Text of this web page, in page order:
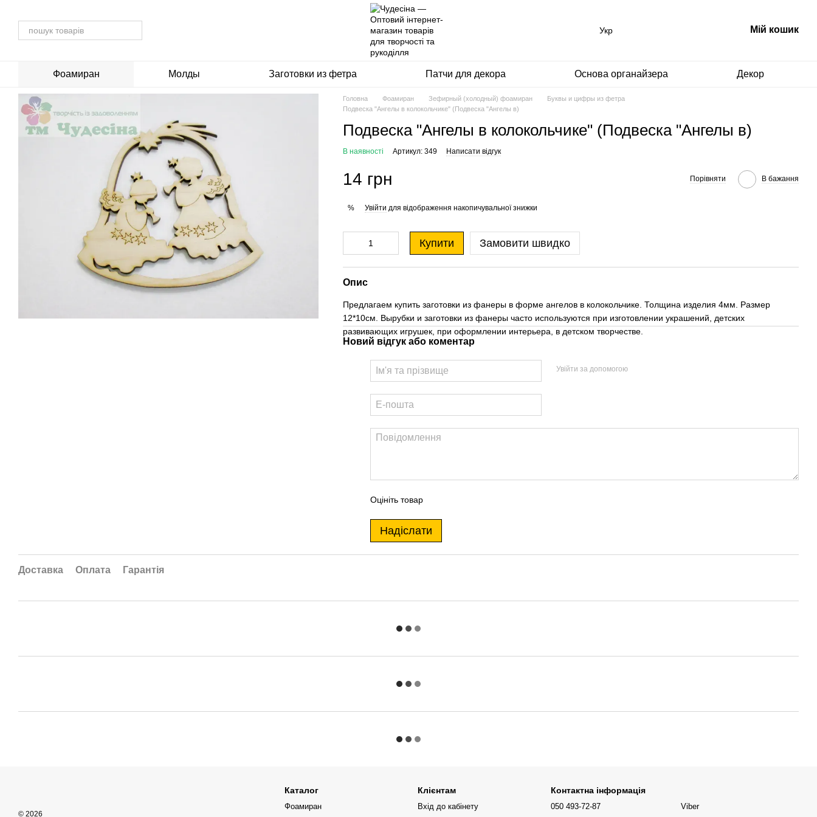
Укр Мій кошик
Фоамиран Молды Заготовки из фетра Патчи для декора Основа органайзера Декор
Головна Фоамиран Зефирный (холодный) фоамиран
Буквы и цифры из фетра
Подвеска "Ангелы в колокольчике" (Подвеска "Ангелы в)
Подвеска "Ангелы в колокольчике" (Подвеска "Ангелы в)
В наявності Артикул: 349 Написати відгук
14 грн Порівняти В бажання
% Увійти для відображення накопичувальної знижки
Купити Замовити швидко
Опис
Предлагаем купить заготовки из фанеры в форме ангелов в колокольчике. Толщина изделия 4мм. Размер
12*10см. Вырубки и заготовки из фанеры часто используются при изготовлении украшений, детских
развивающих игрушек, при оформлении интерьера, в детском творчестве.
Новий відгук або коментар
Увійти за допомогою
Оцініть товар
Надіслати
Доставка Оплата Гарантія
© 2026
Каталог
Фоамиран
Клієнтам
Вхід до кабінету
Контактна інформація
050 493-72-87 Viber